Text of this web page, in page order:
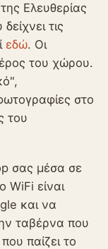
Ελευθερίας
τις
εδώ. Οι
του χώρου.
στο
του
σας μέσα σε
WiFi είναι
και να
ταβέρνα που
παίζει το